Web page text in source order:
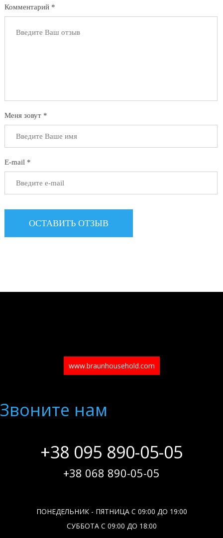
Комментарий *
Меня зовут *
E-mail *
www.braunhousehold.com
Звоните нам
+38 095 890-05-05
+38 068 890-05-05
ПОНЕДЕЛЬНИК - ПЯТНИЦА С 09:00 ДО 19:00
СУББОТА С 09:00 ДО 18:00